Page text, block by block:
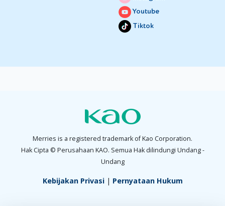
Youtube
Tiktok
Merries is a registered trademark of Kao Corporation.
Hak Cipta © Perusahaan KAO. Semua Hak dilindungi Undang -
Undang
Kebijakan Privasi| Pernyataan Hukum